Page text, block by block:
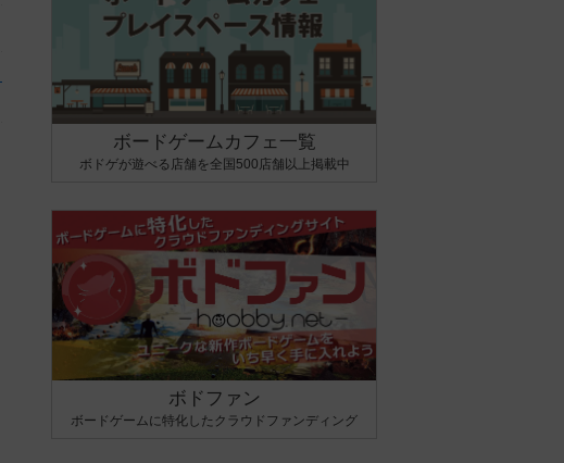
ボードゲームカフェ一覧
ボドゲが遊べる店舗を全国500店舗以上掲載中
ボドファン
ボードゲームに特化したクラウドファンディング